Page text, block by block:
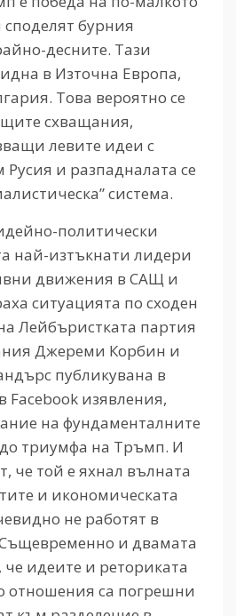
бурния
десните. Тази
в Източна Европа,
Това вероятно се
схващания,
левите идеи с
и разпадналата се
система.
политически
най-изтъкнати лидери
движения в САЩ и
ситуацията по сходен
Лейбъристката партия
Джереми Корбин и
публикувана в
Facebook изявления,
на фундаменталните
триумфа на Тръмп. И
че той е яхнал вълната
и икономическата
не работят в
и двамата
идеите и реториката
отношения са погрешни